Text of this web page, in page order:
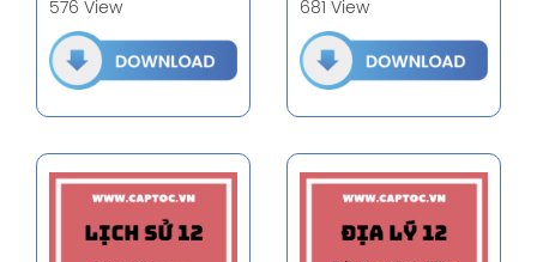
576 View 681 View